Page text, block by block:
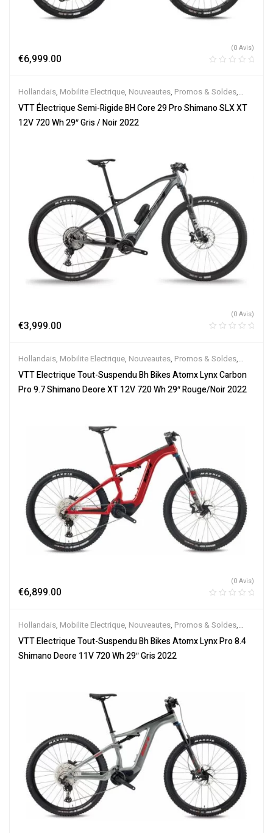
€6,999.00
(0 Avis)
Hollandais, Mobilite Electrique, Nouveautes, Promos & Soldes,
Semi-Rigides,Vélo électrique ville,Velos Electriques,VTT
Électriques
VTT Électrique Semi-Rigide BH Core 29 Pro Shimano SLX XT
12V 720 Wh 29″ Gris / Noir 2022
€3,999.00
(0 Avis)
Hollandais, Mobilite Electrique, Nouveautes, Promos & Soldes,
Tout-Suspendus ,Vélo électrique ville,Velos Electriques,VTT
Électriques
VTT Electrique Tout-Suspendu Bh Bikes Atomx Lynx Carbon
Pro 9.7 Shimano Deore XT 12V 720 Wh 29″ Rouge/Noir 2022
€6,899.00
(0 Avis)
Hollandais, Mobilite Electrique, Nouveautes, Promos & Soldes,
Tout-Suspendus,Vélo électrique ville,Velos Electriques,VTT
Électriques
VTT Electrique Tout-Suspendu Bh Bikes Atomx Lynx Pro 8.4
Shimano Deore 11V 720 Wh 29″ Gris 2022